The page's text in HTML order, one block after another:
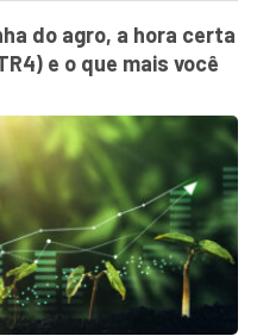
do agro, a hora certa
e o que mais você